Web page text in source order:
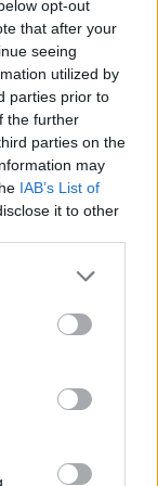
opt-out
that after your
seeing
utilized by
parties prior to
the further
parties on the
may
IAB’s List of
it to other
en
al Mónaco.